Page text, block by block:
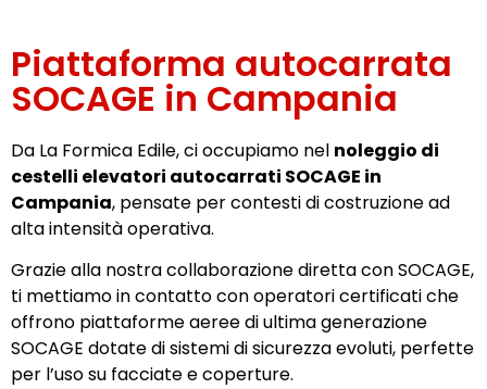
Piattaforma autocarrata
SOCAGE in Campania
Da La Formica Edile, ci occupiamo nel noleggio di
cestelli elevatori autocarrati SOCAGE in
Campania, pensate per contesti di costruzione ad
alta intensità operativa.
Grazie alla nostra collaborazione diretta con SOCAGE,
ti mettiamo in contatto con operatori certificati che
offrono piattaforme aeree di ultima generazione
SOCAGE dotate di sistemi di sicurezza evoluti, perfette
per l’uso su facciate e coperture.